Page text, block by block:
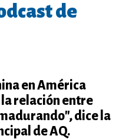
de
en América
relación entre
dice la
de AQ.